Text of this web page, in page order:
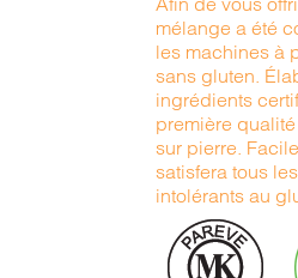
mélange a été
les machines à
sans gluten.
ingrédients
première
sur pierre.
satisfera tous
intolérants au